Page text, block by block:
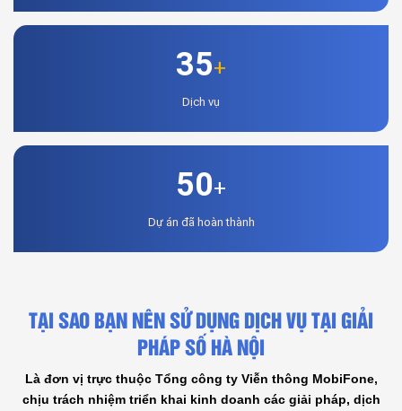
35+
Dịch vụ
50+
Dự án đã hoàn thành
TẠI SAO BẠN NÊN SỬ DỤNG DỊCH VỤ TẠI GIẢI
PHÁP SỐ HÀ NỘI
Là đơn vị trực thuộc Tổng công ty Viễn thông MobiFone,
chịu trách nhiệm triển khai kinh doanh các giải pháp, dịch